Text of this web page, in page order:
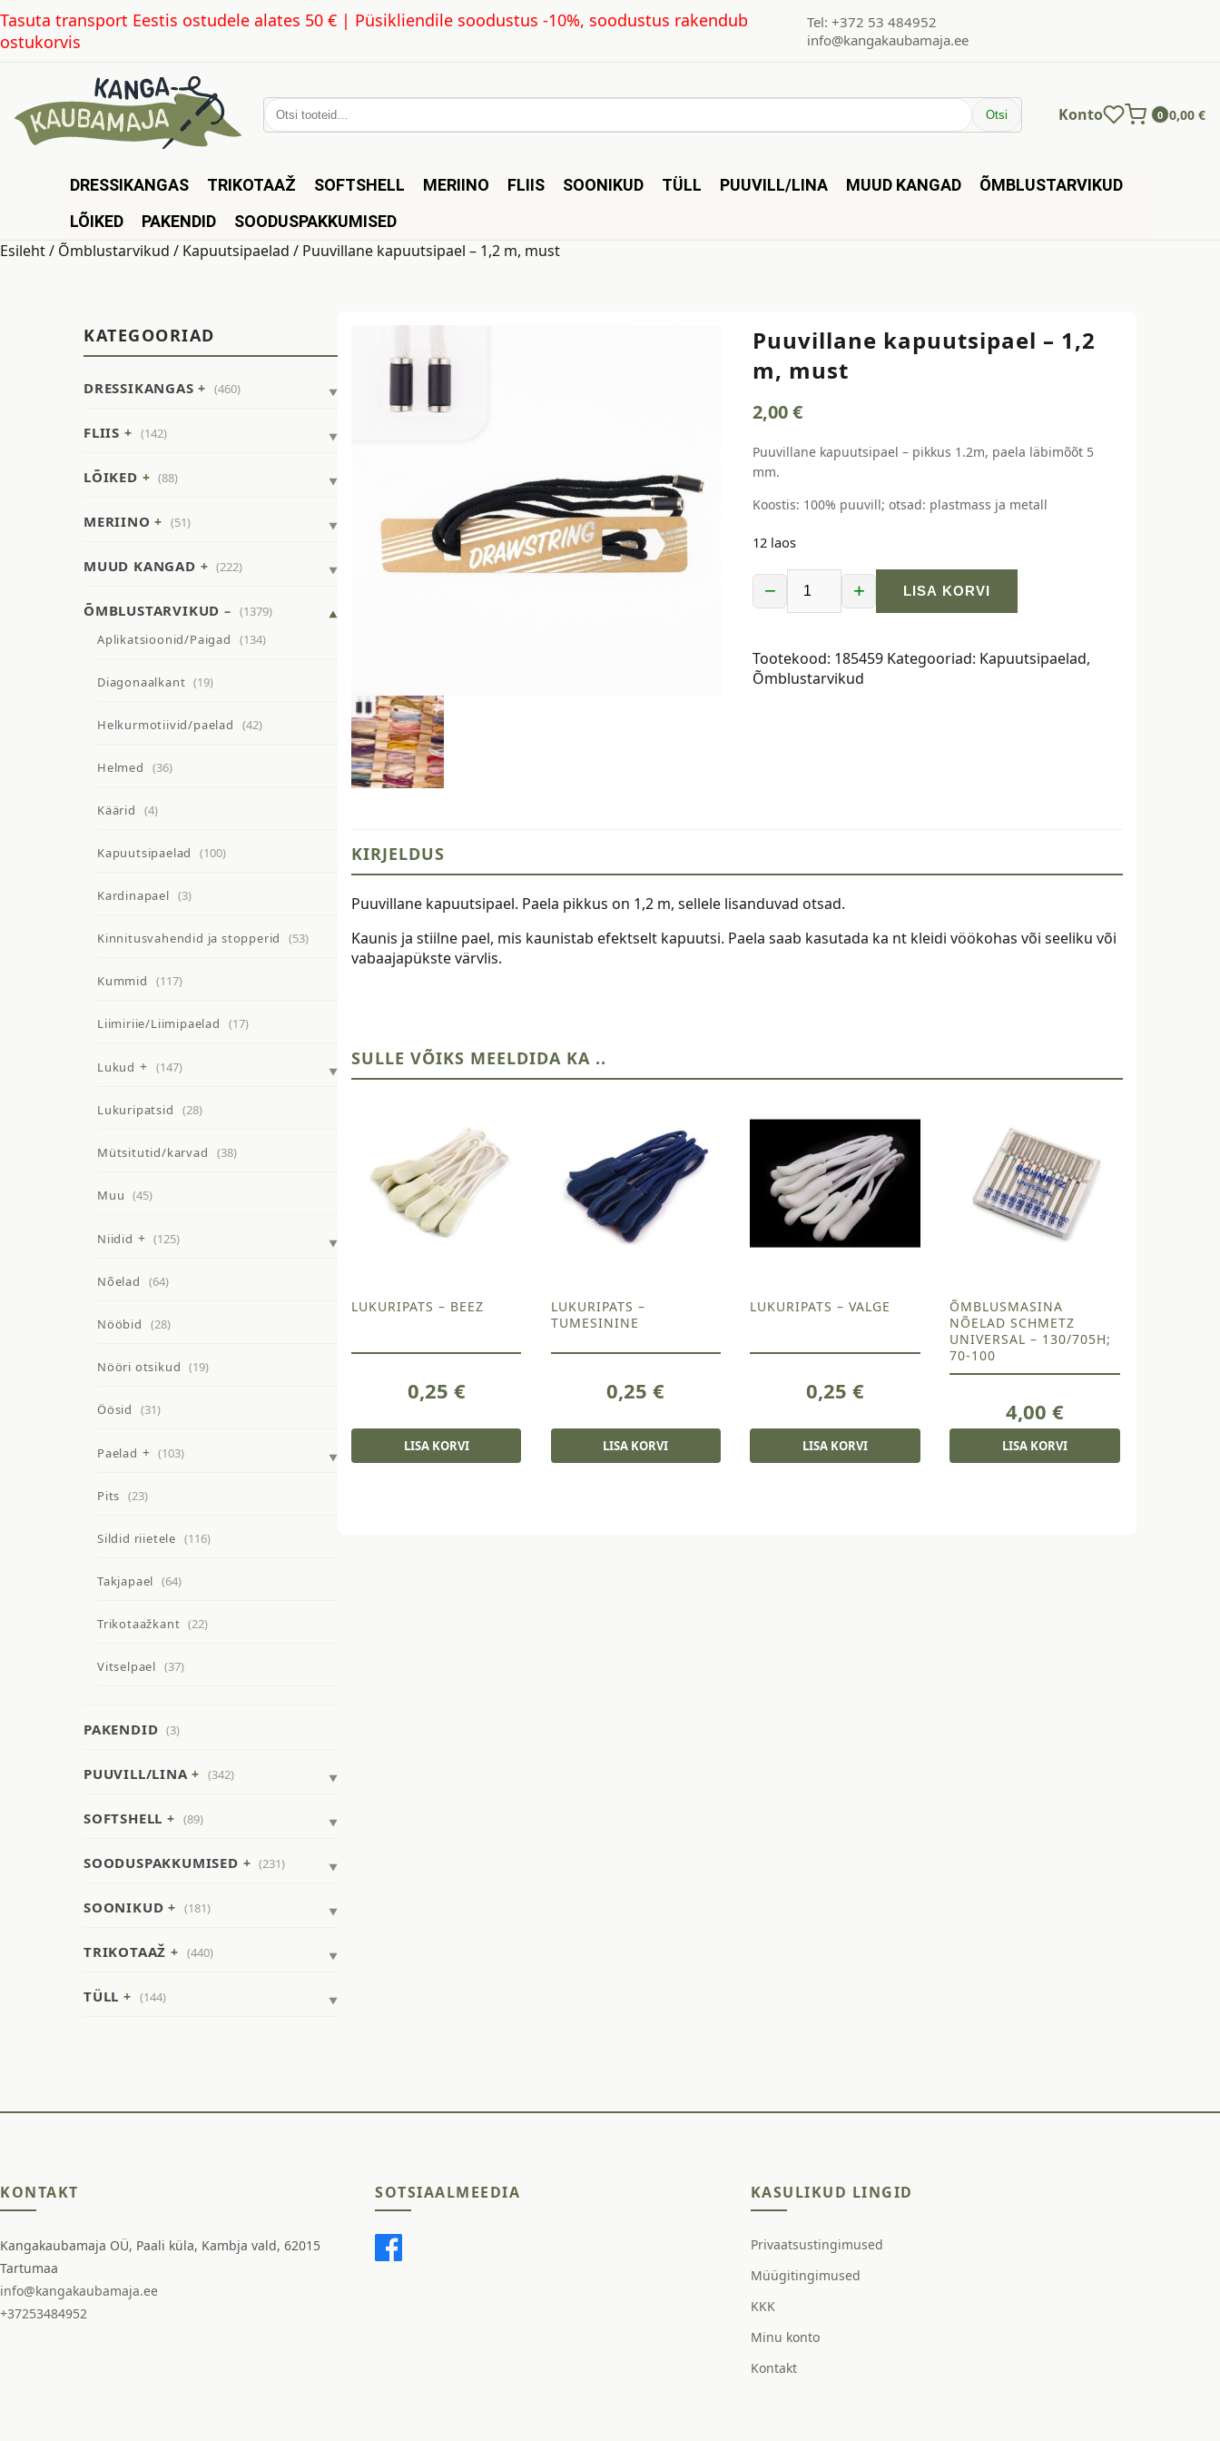
Tasuta transport Eestis ostudele alates 50 € | Püsikliendile soodustus -10%, soodustus rakendub
ostukorvis
Tel: +372 53 484952
info@kangakaubamaja.ee
Otsi: Otsi Konto 0 0,00 €
DRESSIKANGAS TRIKOTAAŽ SOFTSHELL MERIINO FLIIS SOONIKUD TÜLL PUUVILL/LINA MUUD KANGAD
ÕMBLUSTARVIKUD
LÕIKED
PAKENDID SOODUSPAKKUMISED
Esileht/ Õmblustarvikud / Kapuutsipaelad / Puuvillane kapuutsipael – 1,2 m, must
KATEGOORIAD
DRESSIKANGAS (460)
FLIIS (142)
LÕIKED (88)
MERIINO (51)
MUUD KANGAD (222)
ÕMBLUSTARVIKUD
(1379)
Aplikatsioonid/Paigad
(134)
Diagonaalkant (19)
Helkurmotiivid/paelad (42)
Helmed (36)
Käärid (4)
Kapuutsipaelad (100)
Kardinapael (3)
Kinnitusvahendid ja stopperid (53)
Kummid (117)
Liimiriie/Liimipaelad (17)
Lukud (147)
Lukuripatsid (28)
Mütsitutid/karvad (38)
Muu (45)
Niidid (125)
Nõelad (64)
Nööbid (28)
Nööri otsikud (19)
Öösid (31)
Paelad (103)
Pits (23)
Sildid riietele (116)
Takjapael (64)
Trikotaažkant (22)
Vitselpael (37)
PAKENDID (3)
PUUVILL/LINA (342)
SOFTSHELL (89)
SOODUSPAKKUMISED (231)
SOONIKUD (181)
TRIKOTAAŽ (440)
TÜLL (144)
Puuvillane kapuutsipael – 1,2
m, must
2,00€
Puuvillane kapuutsipael – pikkus 1.2m, paela läbimõõt 5
mm.
Koostis: 100% puuvill; otsad: plastmass ja metall
12 laos
−
Puuvillane
kapuutsipael
1,2
m,
+ LISA KORVI
Tootekood: 185459 Kategooriad: Kapuutsipaelad,
Õmblustarvikud
KIRJELDUS
Puuvillane kapuutsipael. Paela pikkus on 1,2 m, sellele lisanduvad otsad.
Kaunis ja stiilne pael, mis kaunistab efektselt kapuutsi. Paela saab kasutada ka nt kleidi vöökohas või seeliku või
vabaajapükste värvlis.
SULLE VÕIKS MEELDIDA KA ..
LUKURIPATS – BEEZ
0,25 €
LISA KORVI
LUKURIPATS –
TUMESININE
0,25€
LISA KORVI
LUKURIPATS – VALGE
0,25€
LISA KORVI
ÕMBLUSMASINA
NÕELAD SCHMETZ
UNIVERSAL – 130/705H;
70-100
4,00 €
LISA KORVI
KONTAKT
Kangakaubamaja OÜ, Paali küla, Kambja vald, 62015
Tartumaa
info@kangakaubamaja.ee
+37253484952
SOTSIAALMEEDIA KASULIKUD LINGID
Privaatsustingimused
Müügitingimused
KKK
Minu konto
Kontakt